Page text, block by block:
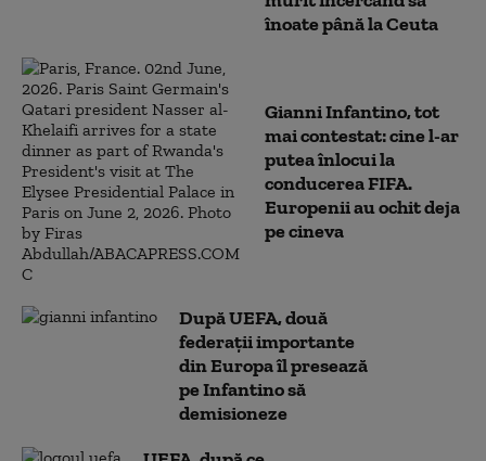
înoate până la Ceuta
Gianni Infantino, tot
mai contestat: cine l-ar
putea înlocui la
conducerea FIFA.
Europenii au ochit deja
pe cineva
După UEFA, două
federaţii importante
din Europa îl presează
pe Infantino să
demisioneze